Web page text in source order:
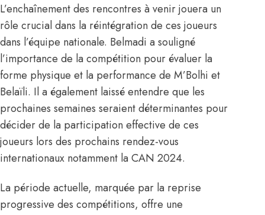
L’enchaînement des rencontres à venir jouera un
rôle crucial dans la réintégration de ces joueurs
dans l’équipe nationale. Belmadi a souligné
l’importance de la compétition pour évaluer la
forme physique et la performance de M’Bolhi et
Belaïli. Il a également laissé entendre que les
prochaines semaines seraient déterminantes pour
décider de la participation effective de ces
joueurs lors des prochains rendez-vous
internationaux notamment la CAN 2024.
La période actuelle, marquée par la reprise
progressive des compétitions, offre une